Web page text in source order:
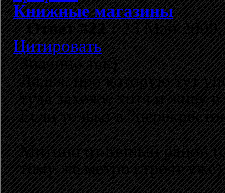
Книжные магазины
«Ответ #22 :23 Май 2009,
Цитировать
Значицо так)
Ладья, про которую тут
туда захожу, хотя и живу
Если только в
Митино отличный район
тому же метро строят уже)